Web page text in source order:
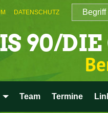
DATENSCHUTZ
90/
Team Termine